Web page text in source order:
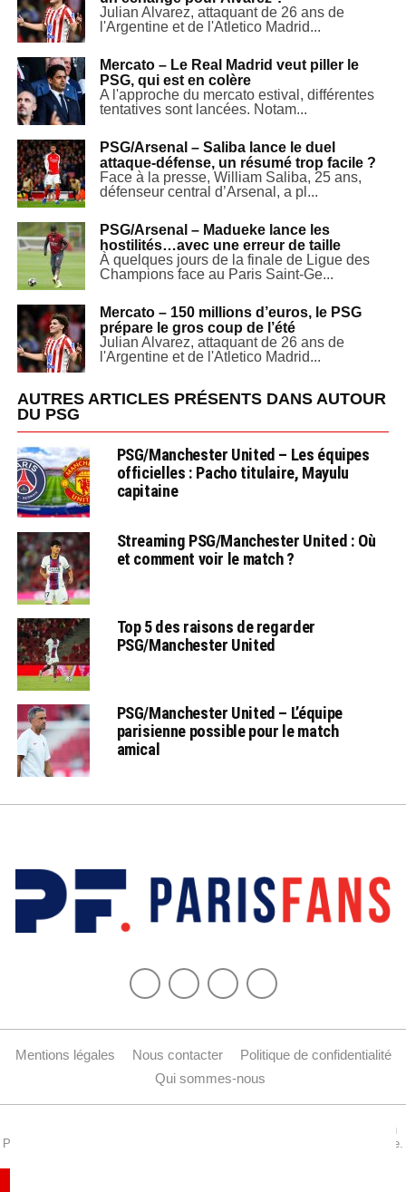
Julian Alvarez, attaquant de 26 ans de
l'Argentine et de l'Atletico Madrid...
Mercato – Le Real Madrid veut piller le
PSG, qui est en colère
A l'approche du mercato estival, différentes
tentatives sont lancées. Notam...
PSG/Arsenal – Saliba lance le duel
attaque-défense, un résumé trop facile ?
Face à la presse, William Saliba, 25 ans,
défenseur central d’Arsenal, a pl...
PSG/Arsenal – Madueke lance les
hostilités…avec une erreur de taille
À quelques jours de la finale de Ligue des
Champions face au Paris Saint-Ge...
Mercato – 150 millions d’euros, le PSG
prépare le gros coup de l’été
Julian Alvarez, attaquant de 26 ans de
l'Argentine et de l'Atletico Madrid...
AUTRES ARTICLES PRÉSENTS DANS AUTOUR
DU PSG
PSG/Manchester United – Les équipes
officielles : Pacho titulaire, Mayulu
capitaine
Streaming PSG/Manchester United : Où
et comment voir le match ?
Top 5 des raisons de regarder
PSG/Manchester United
PSG/Manchester United – L’équipe
parisienne possible pour le match
amical
Mentions légales Nous contacter
Politique de confidentialité
Qui sommes-nous
Copyright © 2015-2024 Parisfans.fr, 1er site amateur dédié à l'actualité du
PSG - Tous les droits sont réservés. La reproduction de ce site est interdite.